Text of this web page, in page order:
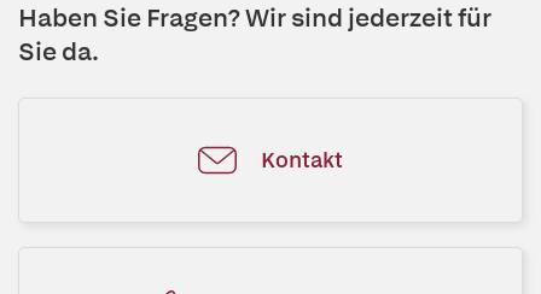
Haben Sie Fragen? Wir sind jederzeit für
Sie da.
Kontakt